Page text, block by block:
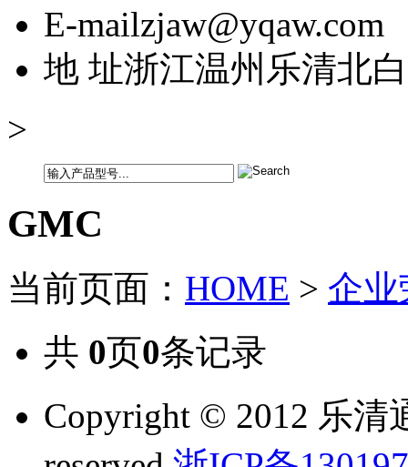
E-mailzjaw@yqaw.com
地 址浙江温州乐清北
>
GMC
当前页面： HOME > 企
共 0页0条记录
Copyright © 2012 乐清